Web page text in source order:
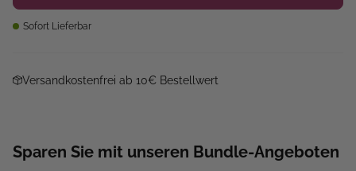
Sofort Lieferbar
Versandkostenfrei ab 10€ Bestellwert
Sparen Sie mit unseren Bundle-Angeboten